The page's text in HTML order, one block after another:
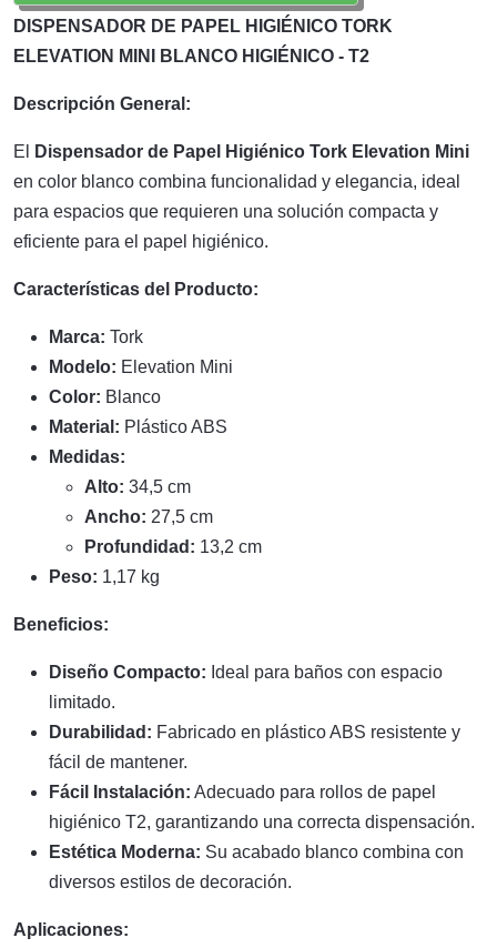
DISPENSADOR DE PAPEL HIGIÉNICO TORK
ELEVATION MINI BLANCO HIGIÉNICO - T2
Descripción General:
El
Dispensador de Papel Higiénico Tork Elevation Mini
en color blanco combina funcionalidad y elegancia, ideal
para espacios que requieren una solución compacta y
eficiente para el papel higiénico.
Características del Producto:
Marca: Tork
Modelo: Elevation Mini
Color: Blanco
Material: Plástico ABS
Medidas:
Alto: 34,5 cm
Ancho: 27,5 cm
Profundidad: 13,2 cm
Peso: 1,17 kg
Beneficios:
Diseño Compacto: Ideal para baños con espacio
limitado.
Durabilidad: Fabricado en plástico ABS resistente y
fácil de mantener.
Fácil Instalación: Adecuado para rollos de papel
higiénico T2, garantizando una correcta dispensación.
Estética Moderna: Su acabado blanco combina con
diversos estilos de decoración.
Aplicaciones: